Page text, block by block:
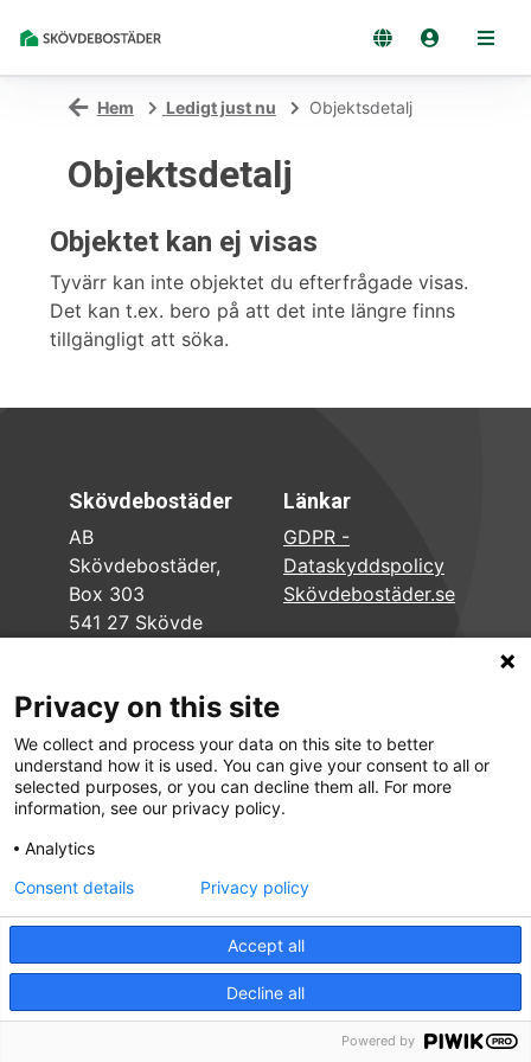
Hem Ledigt just nu Objektsdetalj
Objektsdetalj
Objektet kan ej visas
Tyvärr kan inte objektet du efterfrågade visas.
Det kan t.ex. bero på att det inte längre finns
tillgängligt att söka.
Skövdebostäder
AB
Skövdebostäder,
Box 303
541 27 Skövde
Länkar
GDPR -
Dataskyddspolicy
Skövdebostäder.se
Privacy on this site
We collect and process your data on this site to better
understand how it is used. You can give your consent to all or
selected purposes, or you can decline them all. For more
information, see our privacy policy.
Analytics
Accept all
Decline all
Consent details Privacy policy
Powered by